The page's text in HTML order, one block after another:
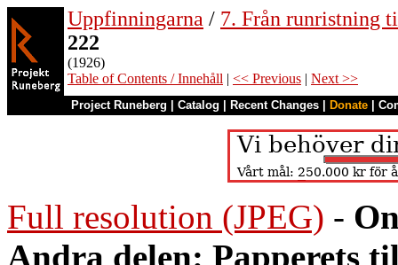
Uppfinningarna / 7. Från runristning
222
(1926)
Table of Contents / Innehåll | << Previous | Next >>
Project Runeberg Catalog Recent Changes Donate
Full resolution (JPEG) -
Andra delen: Papperets